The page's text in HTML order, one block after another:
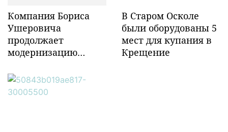
Компания Бориса
Ушеровича
продолжает
модернизацию
инфраструктуры в
Забайкалье
В Старом Осколе
были оборудованы 5
мест для купания в
Крещение